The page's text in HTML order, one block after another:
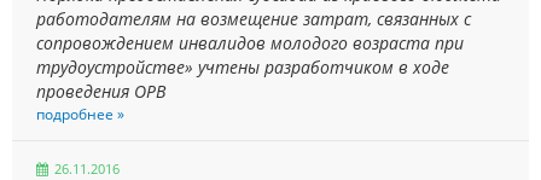
работодателям на возмещение затрат, связанных с
сопровождением инвалидов молодого возраста при
трудоустройстве» учтены разработчиком в ходе
проведения ОРВ
подробнее »
26.11.2016